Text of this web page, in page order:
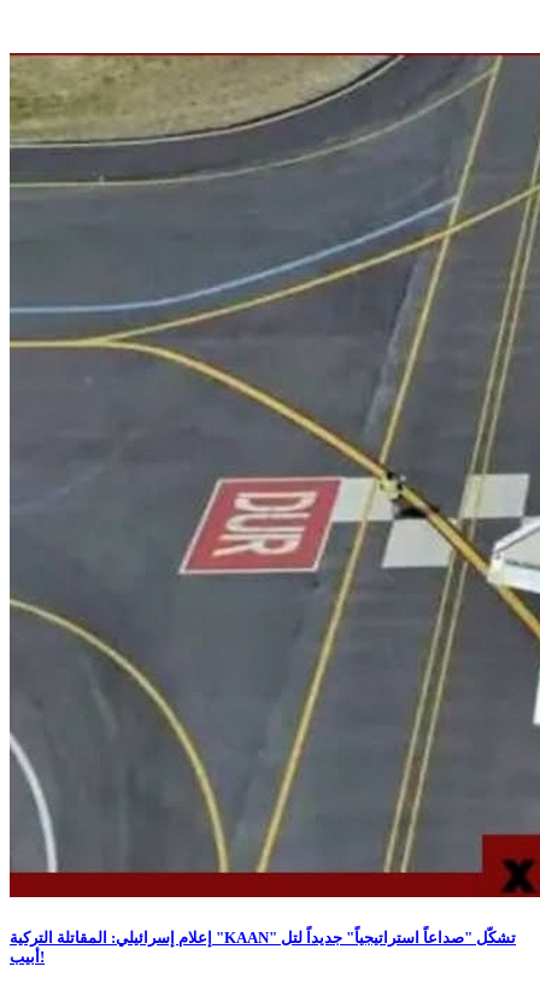
إعلام إسرائيلي: المقاتلة التركية "KAAN" تشكّل "صداعاً استراتيجياً" جديداً لتل
أبيب!